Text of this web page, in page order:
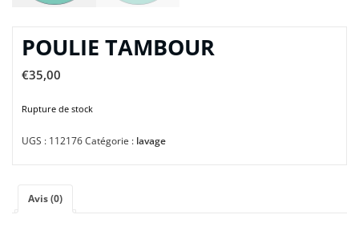
POULIE TAMBOUR
€35,00
Rupture de stock
UGS : 112176Catégorie : lavage
Avis (0)